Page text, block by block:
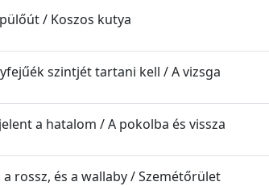
/ Koszos kutya
szintjét tartani kell / A vizsga
a hatalom / A pokolba és vissza
a rossz, és a wallaby / Szemétőrület